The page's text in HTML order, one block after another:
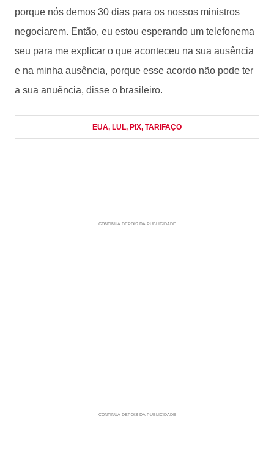
porque nós demos 30 dias para os nossos ministros
negociarem. Então, eu estou esperando um telefonema
seu para me explicar o que aconteceu na sua ausência
e na minha ausência, porque esse acordo não pode ter
a sua anuência, disse o brasileiro.
EUA, LUL, PIX, TARIFAÇO